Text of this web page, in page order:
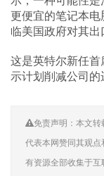
更便宜的笔记本
临美国政府对其出
这是英特尔新任
示计划削减公司的
免责声明：本文转
代表本网赞同其观
有资源全部收集于